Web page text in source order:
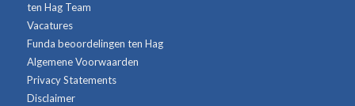
ten Hag Team
Vacatures
Funda beoordelingen ten Hag
Algemene Voorwaarden
Privacy Statements
Disclaimer